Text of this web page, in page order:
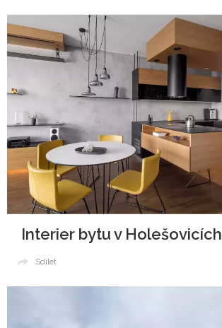
Interier bytu v Holešovicích
Sdílet